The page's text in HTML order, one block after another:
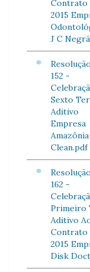
Contrato
2015
J C
152 -
Sexto
Aditivo
Empresa
Amazônia
Clean.pdf
162 -
Primeiro
Aditivo
Contrato
2015
Disk